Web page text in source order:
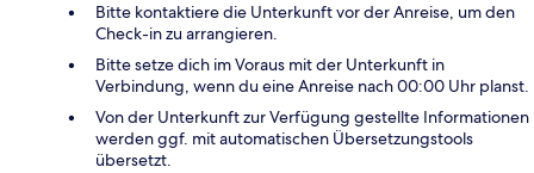
Bitte kontaktiere die Unterkunft vor der Anreise, um den
Check-in zu arrangieren.
Bitte setze dich im Voraus mit der Unterkunft in
Verbindung, wenn du eine Anreise nach 00:00 Uhr planst.
Von der Unterkunft zur Verfügung gestellte Informationen
werden ggf. mit automatischen Übersetzungstools
übersetzt.